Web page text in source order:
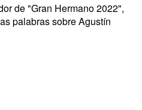
de "Gran Hermano 2022",
palabras sobre Agustín